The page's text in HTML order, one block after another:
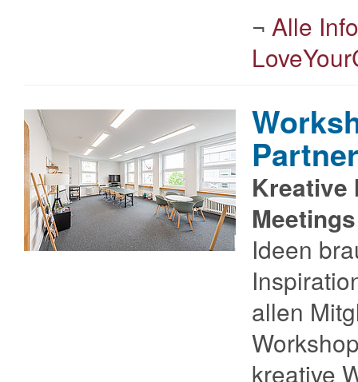
¬ Alle
Partner
Kreative
Meetings
Ideen
allen
kreative